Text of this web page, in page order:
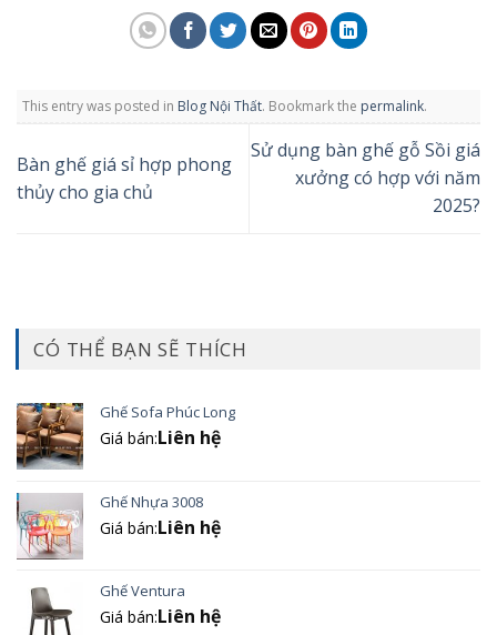
This entry was posted in Blog Nội Thất. Bookmark the permalink.
Bàn ghế giá sỉ hợp phong
thủy cho gia chủ
Sử dụng bàn ghế gỗ Sồi giá
xưởng có hợp với năm
2025?
CÓ THỂ BẠN SẼ THÍCH
Ghế Sofa Phúc Long
Giá bán:Liên hệ
Ghế Nhựa 3008
Giá bán:Liên hệ
Ghế Ventura
Giá bán:Liên hệ